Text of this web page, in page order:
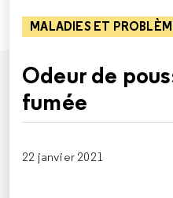
MALADIES ET
Odeur de
fumée
22 janvier 2021